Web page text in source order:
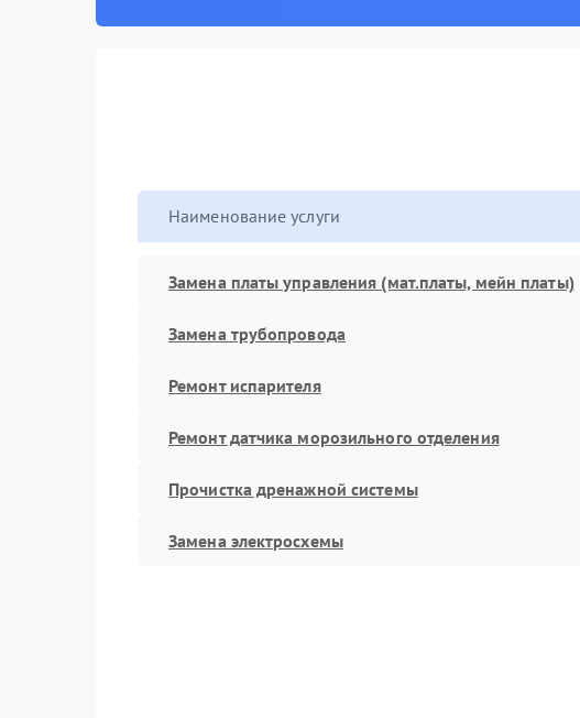
Наименование услуги
Замена платы управления (мат.платы, мейн платы)
Замена трубопровода
Ремонт испарителя
Ремонт датчика морозильного отделения
Прочистка дренажной системы
Замена электросхемы